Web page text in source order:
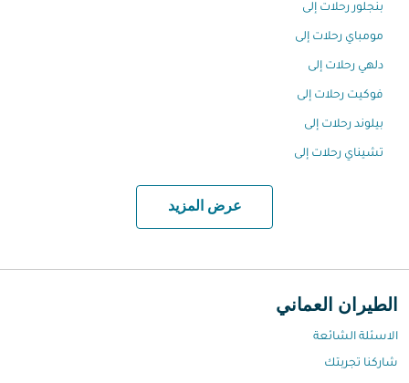
بنجلور رحلات إلى
مومباي رحلات إلى
دلهي رحلات إلى
فوكيت رحلات إلى
بيلوند رحلات إلى
تشيناي رحلات إلى
عرض المزيد
الطيران العماني
الاسئلة الشائعة
شاركنا تجربتك